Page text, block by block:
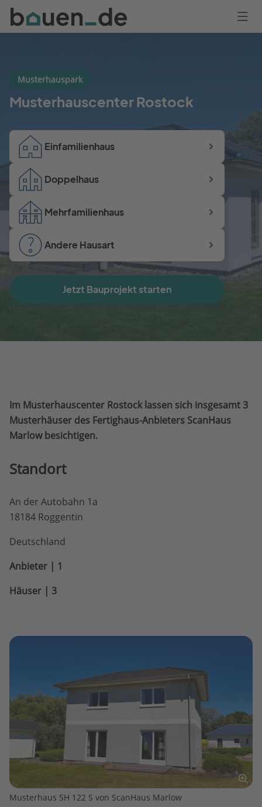
Bauen
Logo
Musterhauspark
Musterhauscenter Rostock
Einfamilienhaus
Doppelhaus
Mehrfamilienhaus
Andere Hausart
Jetzt Bauprojekt starten
Im Musterhauscenter Rostock lassen sich insgesamt 3
Musterhäuser des Fertighaus-Anbieters ScanHaus
Marlow besichtigen.
Standort
An der Autobahn 1a
18184 Roggentin
Deutschland
Anbieter | 1
Häuser | 3
Musterhaus SH 122 S von ScanHaus Marlow